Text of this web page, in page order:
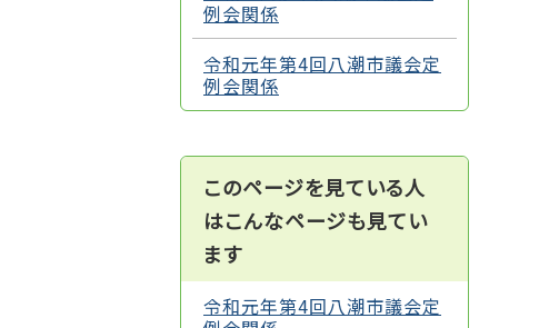
例会関係
令和元年第4回八潮市議会定
例会関係
このページを見ている人
はこんなページも見てい
ます
令和元年第4回八潮市議会定